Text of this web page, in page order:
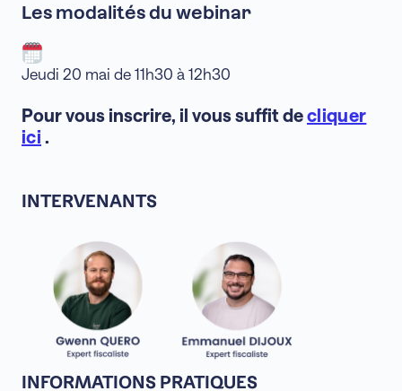
Les modalités du webinar
Jeudi 20 mai de 11h30 à 12h30
Pour vous inscrire, il vous suffit decliquer
ici .
INTERVENANTS
INFORMATIONS PRATIQUES